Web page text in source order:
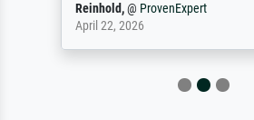
Reinhold,@ ProvenExpert
April 22, 2026